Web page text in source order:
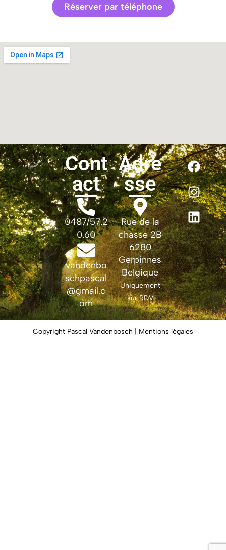
Réserver par téléphone
Cont
act
0487/57.2
0.60
vandenbo
schpascal
@gmail.c
om
Adre
sse
Rue de la
chasse 2B
6280
Gerpinnes
Belgique
Uniquement
sur RDV
Copyright Pascal Vandenbosch | Mentions légales